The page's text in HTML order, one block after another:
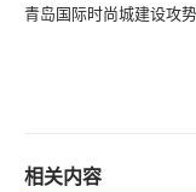
青岛国际时尚城建设攻
相关内容